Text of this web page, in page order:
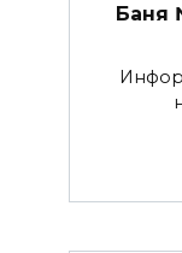
Баня